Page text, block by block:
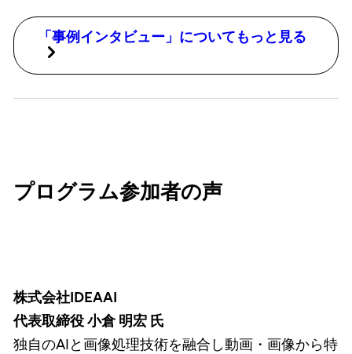
「事例インタビュー」についてもっと見る
プログラム参加者の声
株式会社IDEAAI
代表取締役 小倉 明宏 氏
独自のAIと画像処理技術を融合し動画・画像から特